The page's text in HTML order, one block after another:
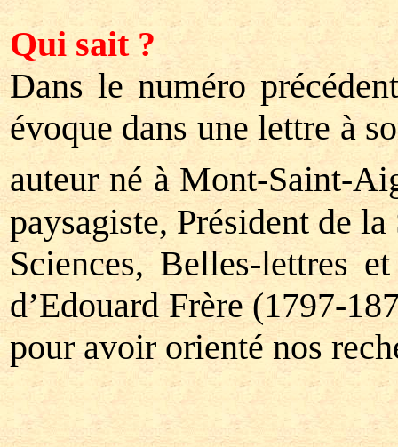
Qui sait ?
Dans le numéro
évoque dans une lettre à
auteur né à Mont-Saint-
paysagiste, Président de
Sciences, Belles-lettres
d’Edouard Frère (1797-
pour avoir orienté nos